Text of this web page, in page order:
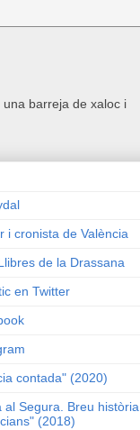
barreja de xaloc i
i cronista de València
de la Drassana
en Twitter
contada" (2020)
al Segura. Breu història
(2018)